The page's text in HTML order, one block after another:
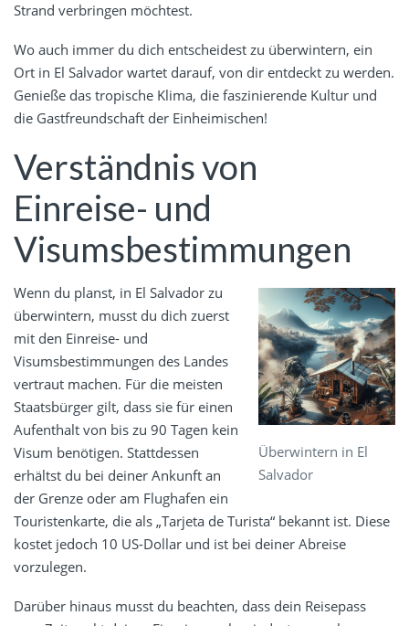
Strand verbringen möchtest.
Wo auch immer du dich entscheidest zu überwintern, ein
Ort in El Salvador wartet darauf, von dir entdeckt zu werden.
Genieße das tropische Klima, die faszinierende Kultur und
die Gastfreundschaft der Einheimischen!
Verständnis von
Einreise- und
Visumsbestimmungen
Überwintern in El
Salvador
Wenn du planst, in El Salvador zu
überwintern, musst du dich zuerst
mit den Einreise- und
Visumsbestimmungen des Landes
vertraut machen. Für die meisten
Staatsbürger gilt, dass sie für einen
Aufenthalt von bis zu 90 Tagen kein
Visum benötigen. Stattdessen
erhältst du bei deiner Ankunft an
der Grenze oder am Flughafen ein
Touristenkarte, die als „Tarjeta de Turista“ bekannt ist. Diese
kostet jedoch 10 US-Dollar und ist bei deiner Abreise
vorzulegen.
Darüber hinaus musst du beachten, dass dein Reisepass